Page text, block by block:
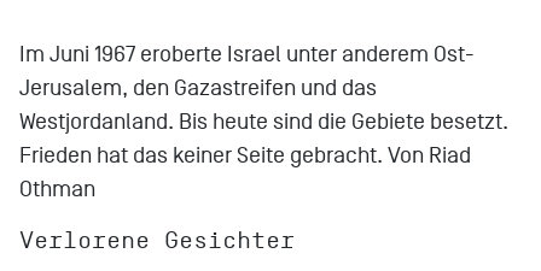
Im Juni 1967 eroberte Israel unter anderem Ost-
Jerusalem, den Gazastreifen und das
Westjordanland. Bis heute sind die Gebiete besetzt.
Frieden hat das keiner Seite gebracht. Von Riad
Othman
Verlorene Gesichter